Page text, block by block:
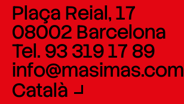
Plaça Reial, 17
08002 Barcelona
Tel. 93 319 17 89
info@masimas.com
Català